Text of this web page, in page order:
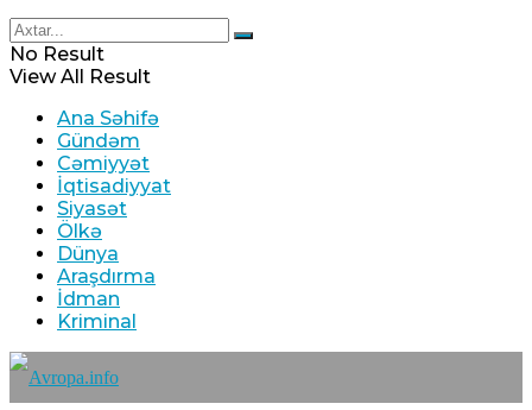
No Result
View All Result
Ana Səhifə
Gündəm
Cəmiyyət
İqtisadiyyat
Siyasət
Ölkə
Dünya
Araşdırma
İdman
Kriminal